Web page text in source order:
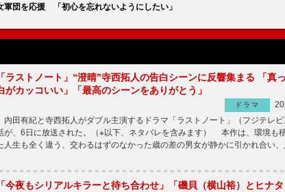
軍団を応援 「初心を忘れないようにしたい」
「ラストノート」“澄晴”寺西拓人の告白シーンに反響集まる 「真
がカッコいい」「最高のシーンをありがとう」
ドラマ
内田有紀と寺西拓人がダブル主演するドラマ「ラストノート」（フジテレビ
が、6日に放送された。（※以下、ネタバレを含みます） 本作は、環境も
人生も全く違う、交わるはずのなかった歳の差の男女が静かに引かれ合い
「今夜もシリアルキラーと待ち合わせ」「磯貝（横山裕）とヒナ